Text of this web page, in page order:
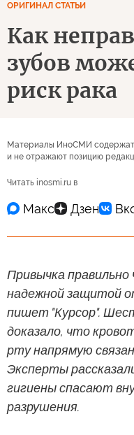
ОРИГИНАЛ СТАТЬИ
Как
зубов
риск рака
Материалы ИноСМИ содержат
и не отражают позицию
Читать inosmi.ru в
Привычка правильно
надежной защитой
пишет "Курсор".
доказало, что
рту напрямую
Эксперты
гигиены спасают
разрушения.